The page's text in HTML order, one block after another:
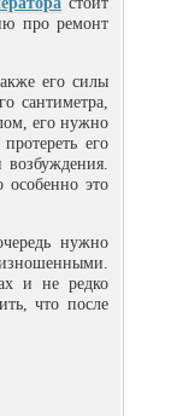
про ремонт
его силы
сантиметра,
его нужно
его
особенно это
нужно
и не редко
что после